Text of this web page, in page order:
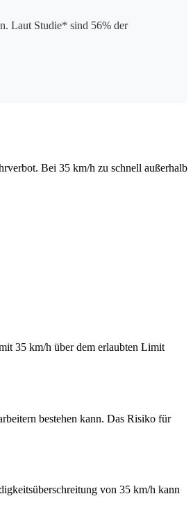
Laut Studie* sind 56% der
Bei 35 km/h zu schnell außerhalb
35 km/h über dem erlaubten Limit
bestehen kann. Das Risiko für
von 35 km/h kann